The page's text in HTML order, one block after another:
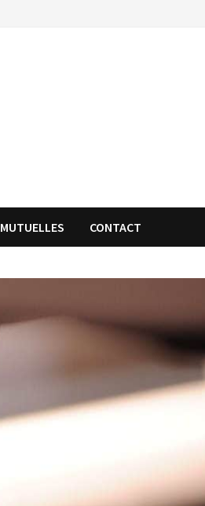
MUTUELLES CONTACT